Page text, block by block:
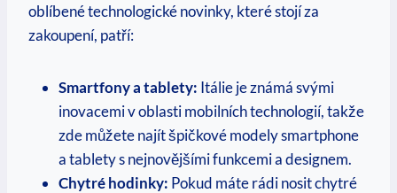
oblíbené technologické novinky, které stojí za
zakoupení, patří:
Smartfony a tablety: Itálie je známá svými
inovacemi v oblasti mobilních technologií, takže
zde můžete najít špičkové modely smartphone
a tablety s nejnovějšími funkcemi a designem.
Chytré hodinky: Pokud máte rádi nosit chytré